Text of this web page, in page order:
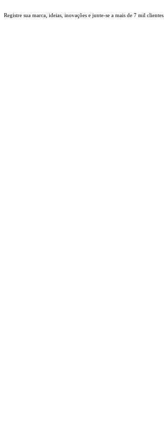
Ir
Registre sua marca, ideias, inovações e junte-se a mais de 7 mil clientes.